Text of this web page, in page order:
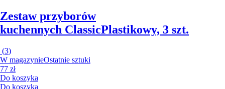
Zestaw przyborów
kuchennych ClassicPlastikowy, 3 szt.
(3)
W magazynieOstatnie sztuki
77 zł
Do koszyka
Do koszyka